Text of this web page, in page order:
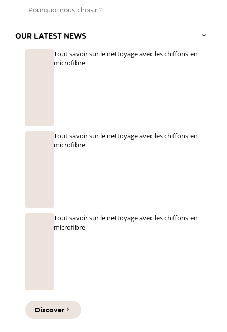
Pourquoi nous choisir ?
OUR LATEST NEWS
Tout savoir sur le nettoyage avec les chiffons en
microfibre
Tout savoir sur le nettoyage avec les chiffons en
microfibre
Tout savoir sur le nettoyage avec les chiffons en
microfibre
Discover